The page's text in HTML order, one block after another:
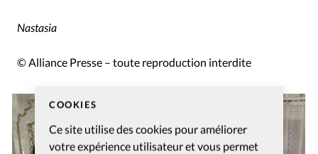
COOKIES
Ce site utilise des cookies pour améliorer
votre expérience utilisateur et vous permet
Nastasia
© Alliance Presse – toute reproduction interdite